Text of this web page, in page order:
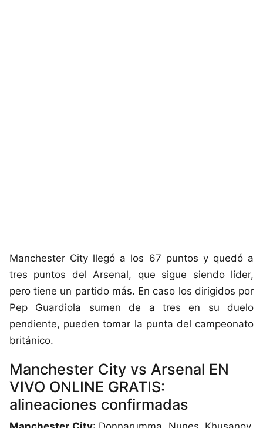
Manchester City llegó a los 67 puntos y quedó a
tres puntos del Arsenal, que sigue siendo líder,
pero tiene un partido más. En caso los dirigidos por
Pep Guardiola sumen de a tres en su duelo
pendiente, pueden tomar la punta del campeonato
británico.
Manchester City vs Arsenal EN
VIVO ONLINE GRATIS:
alineaciones confirmadas